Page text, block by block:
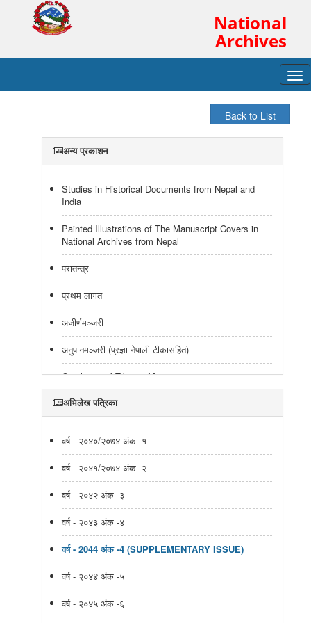
National
Archives
अन्य प्रकाशन
Studies in Historical Documents from Nepal and
India
Painted Illustrations of The Manuscript Covers in
National Archives from Nepal
परातन्त्र
प्रथम लागत
अजीर्णमञ्जरी
अनुपानमञ्जरी (प्रज्ञा नेपाली टीकासहित)
Catalogue of Tibetan Manuscripts
Catalogue of Tibetan Texts
Tibetan Manuscripts Catalogue
Catalogue of Tibetan Texts
Catalogue of Tibetan Texts
वास्तुशास्त्रीय ग्रन्थहरुको संक्षिप्त अध्ययन
शिवधर्मोत्तर(शिवधर्म पुराण द्धितीयखण्ड)
ऐतिहासिक कुण्डली
अभिलेख पत्रिका
वर्ष - २०४०/२०७४ अंक -१
वर्ष - २०४१/२०७४ अंक -२
वर्ष - २०४२ अंक -३
वर्ष - २०४३ अंक -४
वर्ष - 2044 अंक -4 (SUPPLEMENTARY ISSUE)
वर्ष - २०४४ अंक -५
वर्ष - २०४५ अंक -६